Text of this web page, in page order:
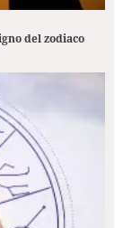
del zodiaco